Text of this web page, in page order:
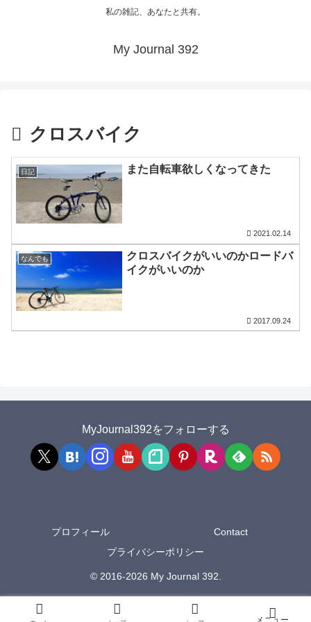
私の雑記、あなたと共有。
My Journal 392
クロスバイク
日記 また自転車欲しくなってきた
2021.02.14
なんでも
クロスバイクがいいのかロードバ
イクがいいのか
2017.09.24
MyJournal392をフォローする
プロフィール
Contact
プライバシーポリシー
© 2016-2026 My Journal 392.